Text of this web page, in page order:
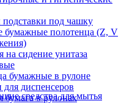
подставки под чашку
бумажные полотенца (Z, V
на сидение унитаза
бумажные в рулоне
диспенсеров
бумага в рулонах
средства для мытья